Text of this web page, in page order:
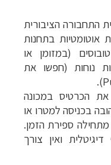
התחבורה הציבורית
אוטומטיות בתחנות
(במזומן או
נוחות (חפשו את
).
הכרטיס במכונה
בכניסה למטרו או
ספירת הזמן.
ואין צורך